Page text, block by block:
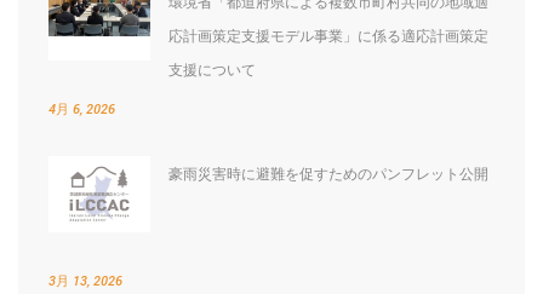
応計画策定支援モデル事業」に係る適応計画策定
支援について
4月 6, 2026
豪雨災害時に避難を促すためのパンフレット公開
3月 13, 2026